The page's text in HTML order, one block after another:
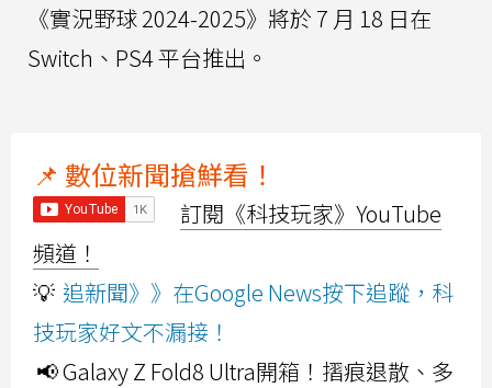
《實況野球 2024-2025》將於 7 月 18 日在
Switch、PS4 平台推出。
📌 數位新聞搶鮮看！
訂閱《科技玩家》YouTube
頻道！
💡 追新聞》》在Google News按下追蹤，科
技玩家好文不漏接！
📢 Galaxy Z Fold8 Ultra開箱！摺痕退散、多